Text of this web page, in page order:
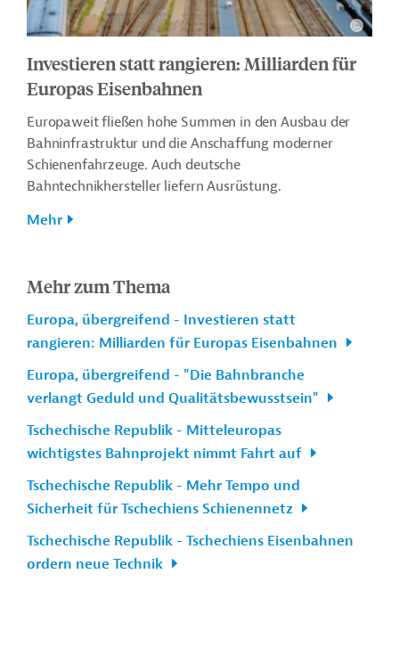
Investieren statt rangieren: Milliarden für
Europas Eisenbahnen
Europaweit fließen hohe Summen in den Ausbau der
Bahninfrastruktur und die Anschaffung moderner
Schienenfahrzeuge. Auch deutsche
Bahntechnikhersteller liefern Ausrüstung.
Mehr
Mehr zum Thema
Europa, übergreifend - Investieren statt
rangieren: Milliarden für Europas Eisenbahnen
Europa, übergreifend - "Die Bahnbranche
verlangt Geduld und Qualitätsbewusstsein"
Tschechische Republik - Mitteleuropas
wichtigstes Bahnprojekt nimmt Fahrt auf
Tschechische Republik - Mehr Tempo und
Sicherheit für Tschechiens Schienennetz
Tschechische Republik - Tschechiens Eisenbahnen
ordern neue Technik